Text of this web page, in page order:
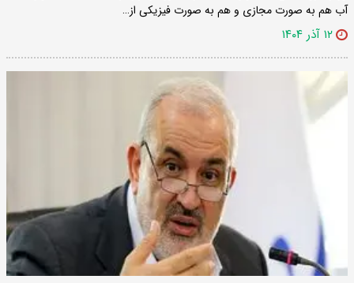
آب هم به صورت مجازی و هم به صورت فیزیکی از…
۱۲ آذر ۱۴۰۴